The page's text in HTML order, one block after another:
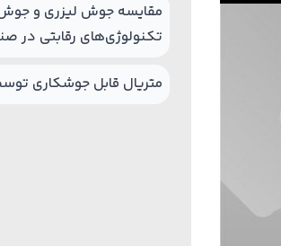
مقایسه جوش لیزری و جوش
تکنولوژی‌های رقابتی در
متریال قابل جوشکاری